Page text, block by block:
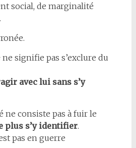
social, de marginalité
signifie pas s’exclure du
avec lui sans s’y
ne consiste pas à fuir le
plus s’y identifier.
pas en guerre